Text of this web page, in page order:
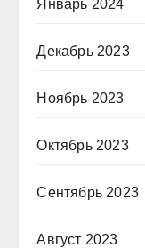
Январь 2024
Декабрь 2023
Ноябрь 2023
Октябрь 2023
Сентябрь 2023
Август 2023